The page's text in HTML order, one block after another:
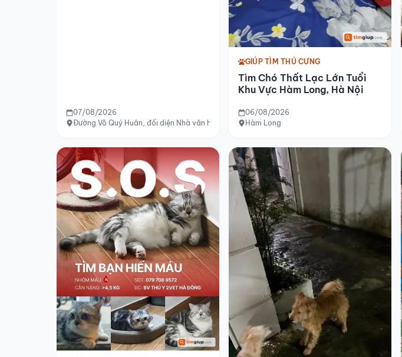
07/08/2026
Đường Võ Quý Huân, đối diện Nhà văn hóa Bắc Từ Liêm, Hà Nội
GIÚP TÌM THÚ CƯNG
Tìm Chó Thất Lạc Lớn Tuổi
Khu Vực Hàm Long, Hà Nội
06/08/2026
Hàm Long